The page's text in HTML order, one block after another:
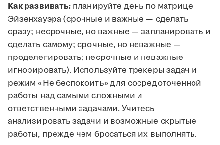
Как развивать: планируйте день по матрице
Эйзенхауэра (срочные и важные — сделать
сразу; несрочные, но важные — запланировать и
сделать самому; срочные, но неважные —
проделегировать; несрочные и неважные —
игнорировать). Используйте трекеры задач и
режим «Не беспокоить» для сосредоточенной
работы над самыми сложными и
ответственными задачами. Учитесь
анализировать задачи и возможные скрытые
работы, прежде чем бросаться их выполнять.